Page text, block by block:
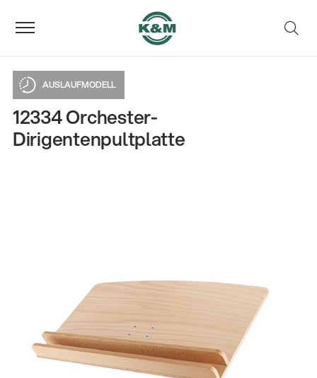
AUSLAUFMODELL
12334 Orchester-
Dirigentenpultplatte